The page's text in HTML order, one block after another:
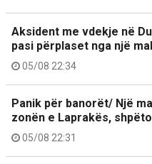
Aksident me vdekje në
pasi përplaset nga një
05/08 22:34
Panik për banorët/ Një
zonën e Laprakës,
05/08 22:31